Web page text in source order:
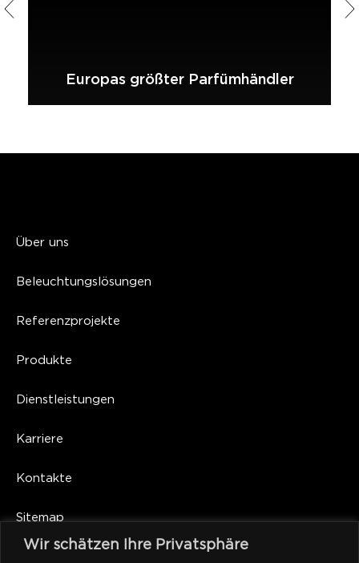
Wir schätzen Ihre Privatsphäre
Europas größter Parfümhändler
Über uns
Beleuchtungslösungen
Referenzprojekte
Produkte
Dienstleistungen
Karriere
Kontakte
Sitemap